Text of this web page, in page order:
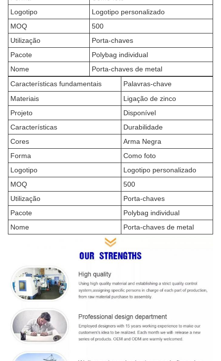
Logotipo
Logotipo personalizado
MOQ
500
Utilização
Porta-chaves
Pacote
Polybag individual
Nome
Porta-chaves de metal
Características fundamentais
Palavras-chave
Materiais
Ligação de zinco
Projeto
Disponível
Características
Durabilidade
Cores
Arma Negra
Forma
Como foto
Logotipo
Logotipo personalizado
MOQ
500
Utilização
Porta-chaves
Pacote
Polybag individual
Nome
Porta-chaves de metal